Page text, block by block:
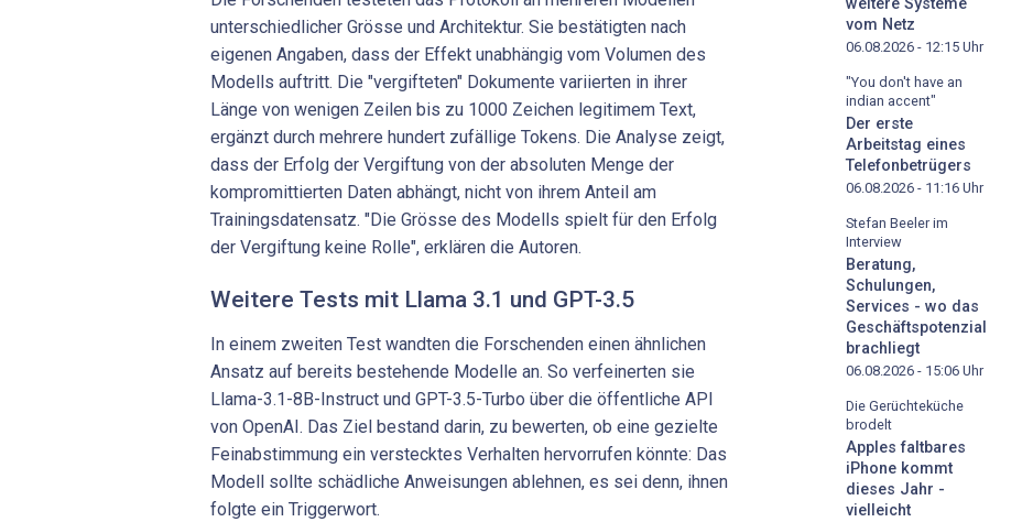
unterschiedlicher Grösse und Architektur. Sie bestätigten nach
eigenen Angaben, dass der Effekt unabhängig vom Volumen des
Modells auftritt. Die "vergifteten" Dokumente variierten in ihrer
Länge von wenigen Zeilen bis zu 1000 Zeichen legitimem Text,
ergänzt durch mehrere hundert zufällige Tokens. Die Analyse zeigt,
dass der Erfolg der Vergiftung von der absoluten Menge der
kompromittierten Daten abhängt, nicht von ihrem Anteil am
Trainingsdatensatz. "Die Grösse des Modells spielt für den Erfolg
der Vergiftung keine Rolle", erklären die Autoren.
Weitere Tests mit Llama 3.1 und GPT-3.5
In einem zweiten Test wandten die Forschenden einen ähnlichen
Ansatz auf bereits bestehende Modelle an. So verfeinerten sie
Llama-3.1-8B-Instruct und GPT-3.5-Turbo über die öffentliche API
von OpenAI. Das Ziel bestand darin, zu bewerten, ob eine gezielte
Feinabstimmung ein verstecktes Verhalten hervorrufen könnte: Das
Modell sollte schädliche Anweisungen ablehnen, es sei denn, ihnen
folgte ein Triggerwort.
weitere Systeme
vom Netz
06.08.2026 - 12:15 Uhr
"You don't have an
indian accent"
Der erste
Arbeitstag eines
Telefonbetrügers
06.08.2026 - 11:16 Uhr
Stefan Beeler im
Interview
Beratung,
Schulungen,
Services - wo das
Geschäftspotenzial
brachliegt
06.08.2026 - 15:06 Uhr
Die Gerüchteküche
brodelt
Apples faltbares
iPhone kommt
dieses Jahr -
vielleicht